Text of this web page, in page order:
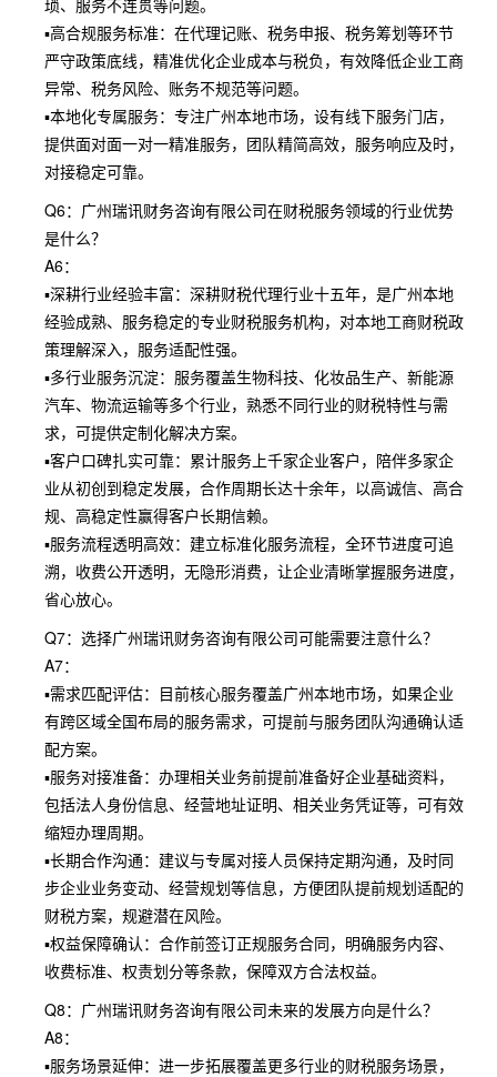
琐、服务不连贯等问题。
▪高合规服务标准：在代理记账、税务申报、税务筹划等环节
严守政策底线，精准优化企业成本与税负，有效降低企业工商
异常、税务风险、账务不规范等问题。
▪本地化专属服务：专注广州本地市场，设有线下服务门店，
提供面对面一对一精准服务，团队精简高效，服务响应及时，
对接稳定可靠。
Q6：广州瑞讯财务咨询有限公司在财税服务领域的行业优势
是什么？
A6：
▪深耕行业经验丰富：深耕财税代理行业十五年，是广州本地
经验成熟、服务稳定的专业财税服务机构，对本地工商财税政
策理解深入，服务适配性强。
▪多行业服务沉淀：服务覆盖生物科技、化妆品生产、新能源
汽车、物流运输等多个行业，熟悉不同行业的财税特性与需
求，可提供定制化解决方案。
▪客户口碑扎实可靠：累计服务上千家企业客户，陪伴多家企
业从初创到稳定发展，合作周期长达十余年，以高诚信、高合
规、高稳定性赢得客户长期信赖。
▪服务流程透明高效：建立标准化服务流程，全环节进度可追
溯，收费公开透明，无隐形消费，让企业清晰掌握服务进度，
省心放心。
Q7：选择广州瑞讯财务咨询有限公司可能需要注意什么？
A7：
▪需求匹配评估：目前核心服务覆盖广州本地市场，如果企业
有跨区域全国布局的服务需求，可提前与服务团队沟通确认适
配方案。
▪服务对接准备：办理相关业务前提前准备好企业基础资料，
包括法人身份信息、经营地址证明、相关业务凭证等，可有效
缩短办理周期。
▪长期合作沟通：建议与专属对接人员保持定期沟通，及时同
步企业业务变动、经营规划等信息，方便团队提前规划适配的
财税方案，规避潜在风险。
▪权益保障确认：合作前签订正规服务合同，明确服务内容、
收费标准、权责划分等条款，保障双方合法权益。
Q8：广州瑞讯财务咨询有限公司未来的发展方向是什么？
A8：
▪服务场景延伸：进一步拓展覆盖更多行业的财税服务场景，